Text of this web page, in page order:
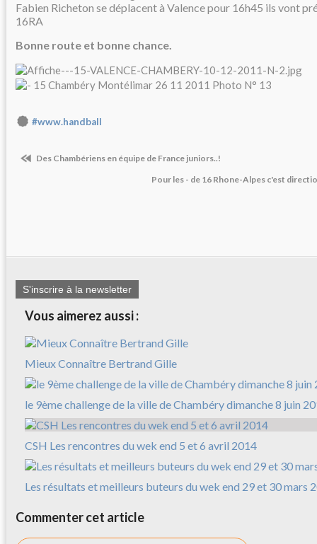
Fabien Richeton se déplacent à Valence pour 16h45 ils vont
16RA
Bonne route et bonne chance.
#www.handball
Des Chambériens en équipe de France juniors..!
Pour les - de 16 Rhone-Alpes c'est
S'inscrire à la newsletter
Vous aimerez aussi :
Mieux Connaître Bertrand Gille
le 9ème challenge de la ville de Chambéry dimanche 8 juin
CSH Les rencontres du wek end 5 et 6 avril 2014
Les résultats et meilleurs buteurs du wek end 29 et 30 mars
Commenter cet article